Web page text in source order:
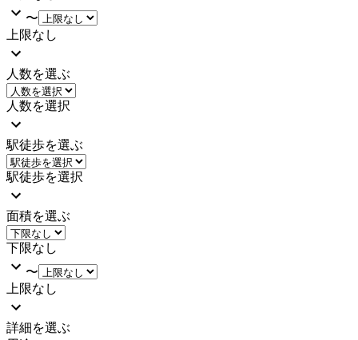
〜
上限なし
人数を選ぶ
人数を選択
駅徒歩を選ぶ
駅徒歩を選択
面積を選ぶ
下限なし
〜
上限なし
詳細を選ぶ